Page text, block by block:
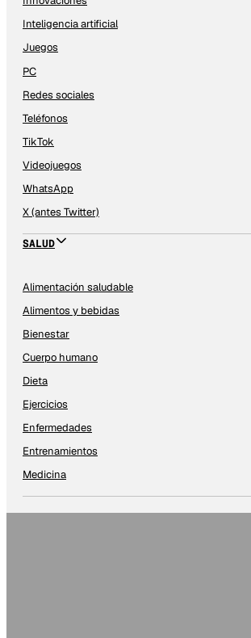
Inteligencia artificial
Juegos
PC
Redes sociales
Teléfonos
TikTok
Videojuegos
WhatsApp
X (antes Twitter)
SALUD
Alimentación saludable
Alimentos y bebidas
Bienestar
Cuerpo humano
Dieta
Ejercicios
Enfermedades
Entrenamientos
Medicina